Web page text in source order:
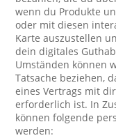
wenn du Produkte
oder mit diesen
Karte auszustellen
dein digitales
Umständen können
Tatsache beziehen,
eines Vertrags mit
erforderlich ist. In
können folgende
werden: